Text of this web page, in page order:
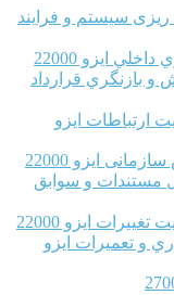
سیستم و فرایند
ایزو 22000
بازنگري قرارداد
ارتباطات ایزو
ایزو 22000
مستندات و سوابق
ایزو 22000
و تعميرات ایزو